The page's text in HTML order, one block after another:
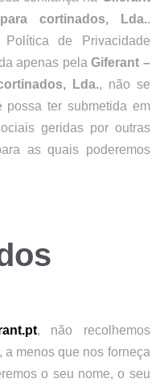
cortinados, Lda..
de Privacidade
apenas pelaGiferant –
Lda., não se
possa ter submetida em
geridas por outras
as quais poderemos
, não recolhemos
menos que nos forneça
o seu nome, o seu